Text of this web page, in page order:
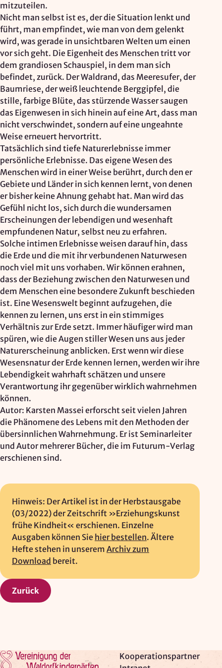
mitzuteilen.
Nicht man selbst ist es, der die Situation lenkt und
führt, man empfindet, wie man von dem gelenkt
wird, was gerade in unsichtbaren Welten um einen
vor sich geht. Die Eigenheit des Menschen tritt vor
dem grandiosen Schauspiel, in dem man sich
befindet, zurück. Der Waldrand, das Meeresufer, der
Baumriese, der weiß leuchtende Berggipfel, die
stille, farbige Blüte, das stürzende Wasser saugen
das Eigenwesen in sich hinein auf eine Art, dass man
nicht verschwindet, sondern auf eine ungeahnte
Weise erneuert hervortritt.
Tatsächlich sind tiefe Naturerlebnisse immer
persönliche Erlebnisse. Das eigene Wesen des
Menschen wird in einer Weise berührt, durch den er
Gebiete und Länder in sich kennen lernt, von denen
er bisher keine Ahnung gehabt hat. Man wird das
Gefühl nicht los, sich durch die wundersamen
Erscheinungen der lebendigen und wesenhaft
empfundenen Natur, selbst neu zu erfahren.
Solche intimen Erlebnisse weisen darauf hin, dass
die Erde und die mit ihr verbundenen Naturwesen
noch viel mit uns vorhaben. Wir können erahnen,
dass der Beziehung zwischen den Naturwesen und
dem Menschen eine besondere Zukunft beschieden
ist. Eine Wesenswelt beginnt aufzugehen, die
kennen zu lernen, uns erst in ein stimmiges
Verhältnis zur Erde setzt. Immer häufiger wird man
spüren, wie die Augen stiller Wesen uns aus jeder
Naturerscheinung anblicken. Erst wenn wir diese
Wesensnatur der Erde kennen lernen, werden wir ihre
Lebendigkeit wahrhaft schätzen und unsere
Verantwortung ihr gegenüber wirklich wahrnehmen
können.
Autor: Karsten Massei erforscht seit vielen Jahren
die Phänomene des Lebens mit den Methoden der
übersinnlichen Wahrnehmung. Er ist Seminarleiter
und Autor mehrerer Bücher, die im Futurum-Verlag
erschienen sind.
Hinweis: Der Artikel ist in der Herbstausgabe
(03/2022) der Zeitschrift »Erziehungskunst
frühe Kindheit« erschienen. Einzelne
Ausgaben können Sie hier bestellen. Ältere
Hefte stehen in unserem Archiv zum
Download bereit.
Zurück
Zur Startseite
Kooperationspartner